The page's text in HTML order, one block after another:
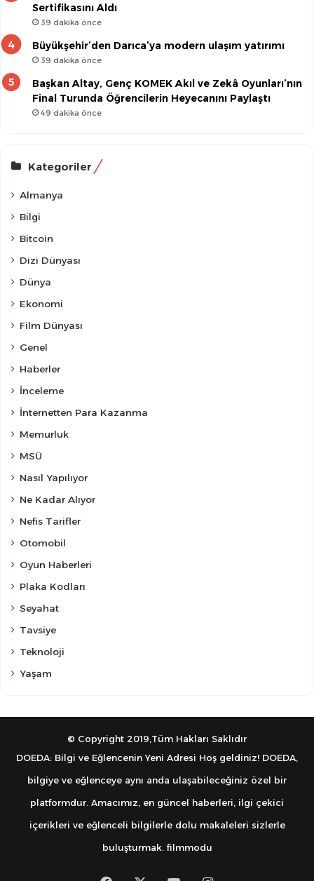
Sertifikasını Aldı
39 dakika önce
Büyükşehir’den Darıca’ya modern ulaşım yatırımı
39 dakika önce
Başkan Altay, Genç KOMEK Akıl ve Zekâ Oyunları’nın
Final Turunda Öğrencilerin Heyecanını Paylaştı
49 dakika önce
Kategoriler
Almanya
Bilgi
Bitcoin
Dizi Dünyası
Dünya
Ekonomi
Film Dünyası
Genel
Haberler
İnceleme
İnternetten Para Kazanma
Memurluk
MSÜ
Nasıl Yapılıyor
Ne Kadar Alıyor
Nefis Tarifler
Otomobil
Oyun Haberleri
Plaka Kodları
Seyahat
Tavsiye
Teknoloji
Yaşam
© Copyright 2019,Tüm Hakları Saklıdır
DOEDA: Bilgi ve Eğlencenin Yeni Adresi Hoş geldiniz! DOEDA,
bilgiye ve eğlenceye aynı anda ulaşabileceğiniz özel bir
platformdur. Amacımız, en güncel haberleri, ilgi çekici
içerikleri ve eğlenceli bilgilerle dolu makaleleri sizlerle
buluşturmak. filmmodu